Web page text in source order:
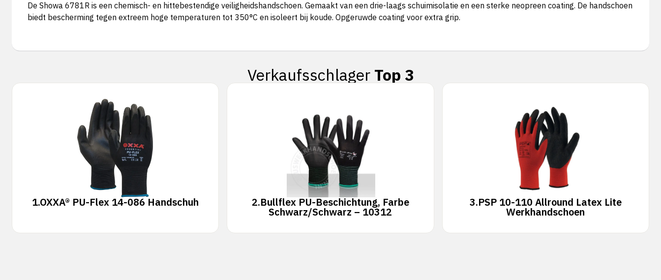
De Showa 6781R is een chemisch- en hittebestendige veiligheidshandschoen. Gemaakt van een drie-laags schuimisolatie en een sterke neopreen coating. De handschoen
biedt bescherming tegen extreem hoge temperaturen tot 350°C en isoleert bij koude. Opgeruwde coating voor extra grip.
Verkaufsschlager Top 3
1.OXXA® PU-Flex 14-086 Handschuh 2.Bullflex PU-Beschichtung, Farbe
Schwarz/Schwarz – 10312
3.PSP 10-110 Allround Latex Lite
Werkhandschoen